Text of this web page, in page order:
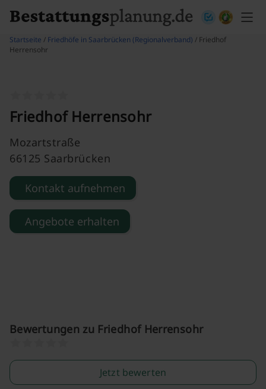
Startseite / Friedhöfe in Saarbrücken (Regionalverband) / Friedhof
Herrensohr
Friedhof Herrensohr
Mozartstraße
66125 Saarbrücken
Kontakt aufnehmen
Angebote erhalten
Bewertungen zu Friedhof Herrensohr
Jetzt bewerten